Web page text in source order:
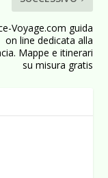
Voyage.com guida
on line dedicata alla
Mappe e itinerari
su misura gratis